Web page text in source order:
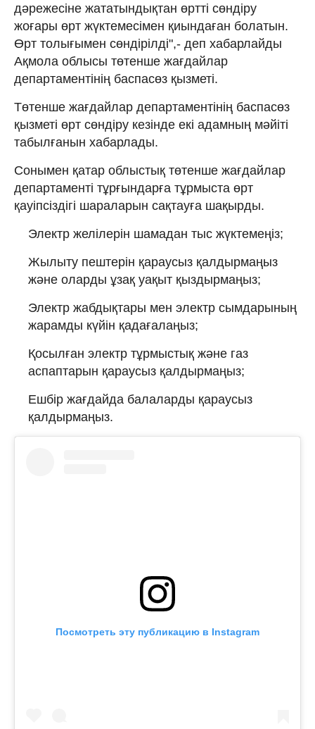
дәрежесіне жататындықтан өртті сөндіру
жоғары өрт жүктемесімен қиындаған болатын.
Өрт толығымен сөндірілді",- деп хабарлайды
Ақмола облысы төтенше жағдайлар
департаментінің баспасөз қызметі.
Төтенше жағдайлар департаментінің баспасөз
қызметі өрт сөндіру кезінде екі адамның мәйіті
табылғанын хабарлады.
Сонымен қатар облыстық төтенше жағдайлар
департаменті тұрғындарға тұрмыста өрт
қауіпсіздігі шараларын сақтауға шақырды.
Электр желілерін шамадан тыс жүктемеңіз;
Жылыту пештерін қараусыз қалдырмаңыз
және оларды ұзақ уақыт қыздырмаңыз;
Электр жабдықтары мен электр сымдарының
жарамды күйін қадағалаңыз;
Қосылған электр тұрмыстық және газ
аспаптарын қараусыз қалдырмаңыз;
Ешбір жағдайда балаларды қараусыз
қалдырмаңыз.
Посмотреть эту публикацию в Instagram